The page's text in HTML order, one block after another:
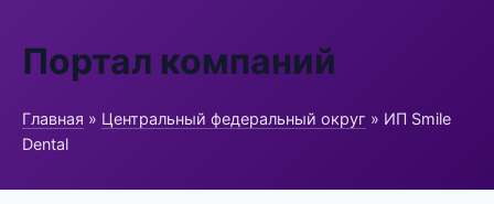
Портал компаний
Главная » Центральный федеральный округ » ИП Smile
Dental